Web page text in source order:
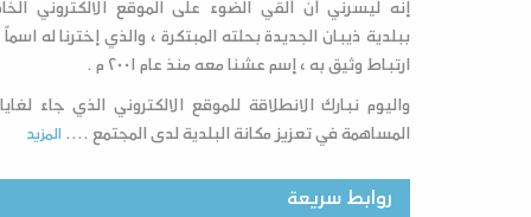
إنه ليسرني أن ألقي الضوء على الموقع الالكتروني
ببلدية ذيبان الجديدة بحلته المبتكرة ، والذي إخترنا له اسماً
ارتباط وثيق به ، إسم عشنا معه منذ عام ٢٠٠١ م .
واليوم نبارك الانطلاقة للموقع الالكتروني الذي جاء
المساهمة في تعزيز مكانة البلدية لدى المجتمع ....
المزيد
روابط سريعة